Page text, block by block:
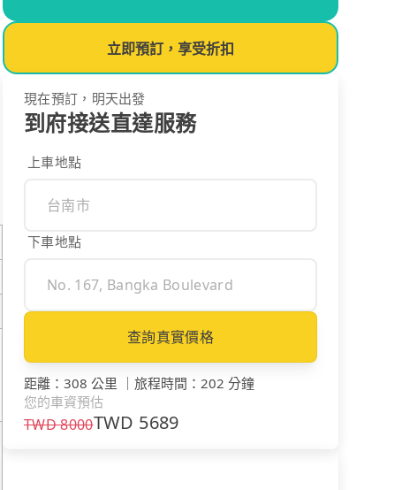
立即預訂，享受折扣
現在預訂，明天出發
到府接送直達服務
上車地點
下車地點
查詢真實價格
距離 ： 308 公里 ｜ 旅程時間 ： 202 分鐘
您的車資預估
TWD8000TWD 5689